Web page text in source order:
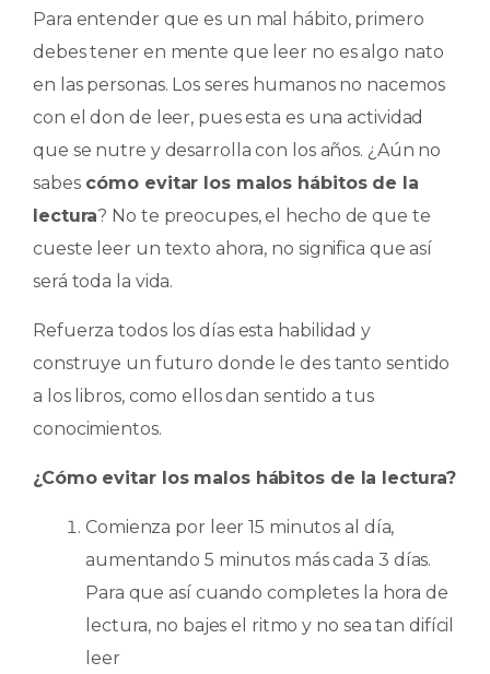
e
b
o
o
k
ts
A
p
p
e
dI
n
p
ar
ti
r
Para entender que es un mal hábito, primero
debes tener en mente que leer no es algo nato
en las personas. Los seres humanos no nacemos
con el don de leer, pues esta es una actividad
que se nutre y desarrolla con los años. ¿Aún no
sabescómo evitar los malos hábitos de la
lectura? No te preocupes, el hecho de que te
cueste leer un texto ahora, no significa que así
será toda la vida.
Refuerza todos los días esta habilidad y
construye un futuro donde le des tanto sentido
a los libros, como ellos dan sentido a tus
conocimientos.
¿Cómo evitar los malos hábitos de la lectura?
Comienza por leer 15 minutos al día,
aumentando 5 minutos más cada 3 días.
Para que así cuando completes la hora de
lectura, no bajes el ritmo y no sea tan difícil
leer